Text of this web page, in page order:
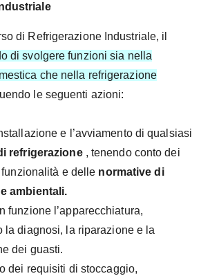
di Refrigerazione Industriale, il
di svolgere funzioni sia nella
che nella refrigerazione
le seguenti azioni:
e l’avviamento di qualsiasi
refrigerazione, tenendo conto dei
e delle normative di
ambientali.
funzione l’apparecchiatura,
la diagnosi, la riparazione e la
dei guasti.
dei requisiti di stoccaggio,